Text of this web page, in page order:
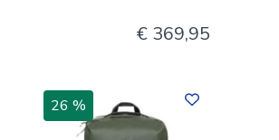
€ 369,95
26 %